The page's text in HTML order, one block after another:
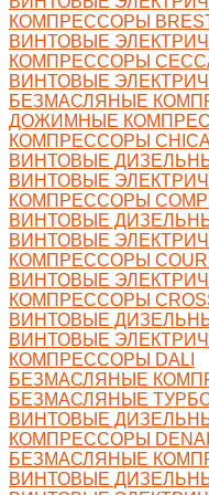
КОМПРЕССОРЫ
ВИНТОВЫЕ
КОМПРЕССОРЫ
ВИНТОВЫЕ
БЕЗМАСЛЯНЫЕ
ДОЖИМНЫЕ
КОМПРЕССОРЫ
ВИНТОВЫЕ
ВИНТОВЫЕ
КОМПРЕССОРЫ
ВИНТОВЫЕ
ВИНТОВЫЕ
КОМПРЕССОРЫ
ВИНТОВЫЕ
КОМПРЕССОРЫ
ВИНТОВЫЕ
ВИНТОВЫЕ
КОМПРЕССОРЫ DALI
БЕЗМАСЛЯНЫЕ
БЕЗМАСЛЯНЫЕ
ВИНТОВЫЕ
КОМПРЕССОРЫ
БЕЗМАСЛЯНЫЕ
ВИНТОВЫЕ